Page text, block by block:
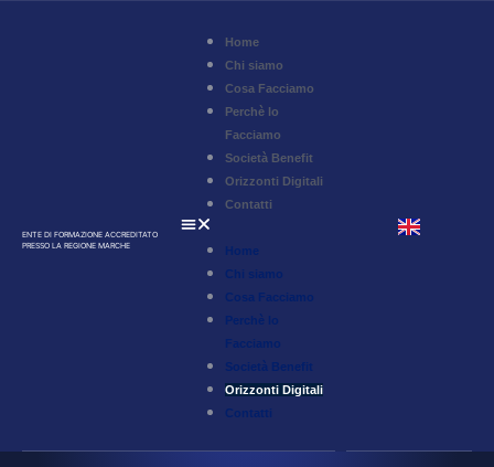
ENTE DI FORMAZIONE ACCREDITATO
PRESSO LA REGIONE MARCHE
Home
Chi siamo
Cosa Facciamo
Perchè lo
Facciamo
Società Benefit
Orizzonti Digitali
Contatti
Home
Chi siamo
Cosa Facciamo
Perchè lo
Facciamo
Società Benefit
Orizzonti Digitali
Contatti